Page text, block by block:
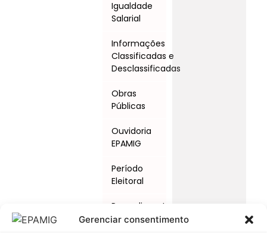
Gerenciar consentimento
Igualdade
Salarial
Informações
Classificadas e
Desclassificadas
Obras
Públicas
Ouvidoria
EPAMIG
Período
Eleitoral
Procedimentos
Licitatórios